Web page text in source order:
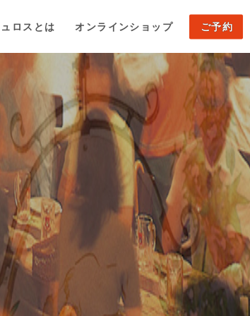
ロスとは オンラインショップ ご予約